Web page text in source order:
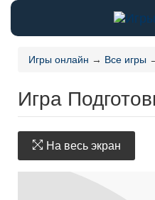
Игры онлайн → Все игры
Игра
На весь экран